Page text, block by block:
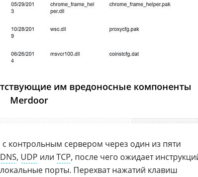
им вредоносные компоненты
Merdoor
контрольным сервером через один из пяти
DNS, UDP или TCP, после чего ожидает
порты. Перехват нажатий клавиш